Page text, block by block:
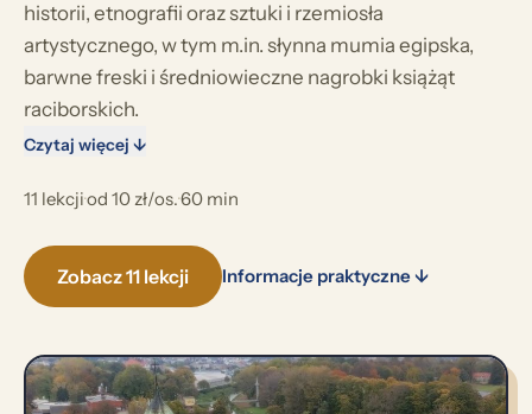
historii, etnografii oraz sztuki i rzemiosła
artystycznego, w tym m.in. słynna mumia egipska,
barwne freski i średniowieczne nagrobki książąt
raciborskich.
Czytaj więcej ↓
11 lekcji·od 10 zł/os.·60 min
Zobacz 11 lekcji Informacje praktyczne ↓